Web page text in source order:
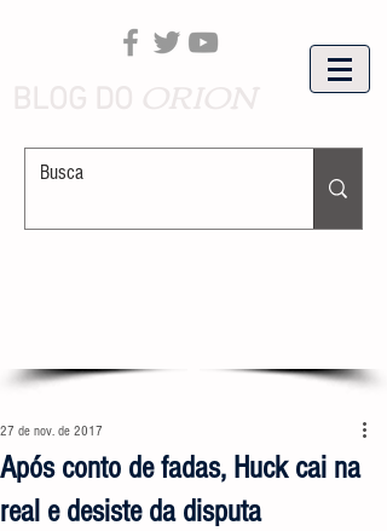
Após conto de fadas, Huck cai na
real e desiste da disputa
27 de nov. de 2017